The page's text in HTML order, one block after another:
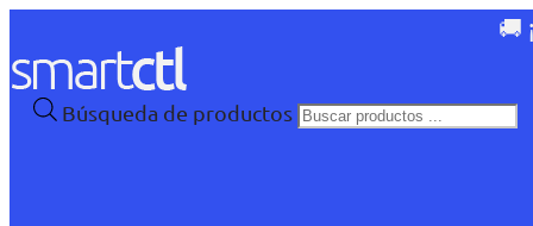
🚚
Búsqueda de productos